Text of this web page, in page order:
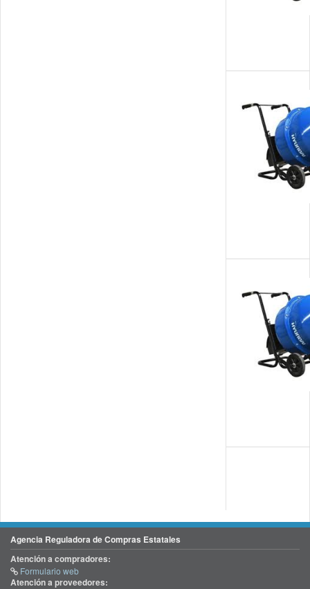
Agencia Reguladora de Compras Estatales
Atención a compradores:
Formulario web
Atención a proveedores: